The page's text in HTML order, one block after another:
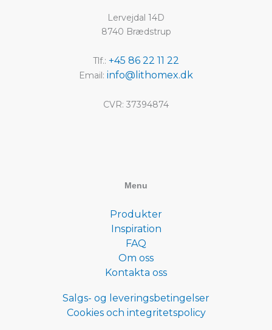
Lervejdal 14D
8740 Brædstrup
Tlf.: +45 86 22 11 22
Email: info@lithomex.dk
CVR: 37394874
Menu
Produkter
Inspiration
FAQ
Om oss
Kontakta oss
Salgs- og leveringsbetingelser
Cookies och integritetspolicy